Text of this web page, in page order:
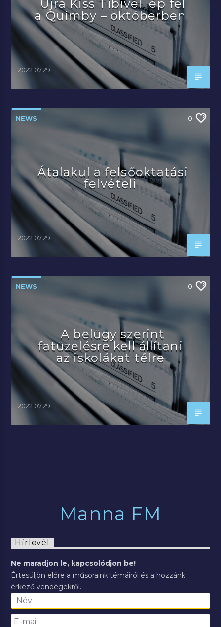
Újra Kiss Tibivel lép fel
a Quimby – októberben
2022.07.29.
NEWS 0
Átalakul a felsőoktatási
felvételi
2022.07.29.
NEWS 0
A belügy szerint
fatüzelésre kell állítani
az iskolákat télre
2022.07.29.
Manna FM
Hírlevél
Ne maradjon le, kapcsolódjon be!
Értesüljön előre a műsoraink témáiról és a hozzánk
érkező vendégekről.